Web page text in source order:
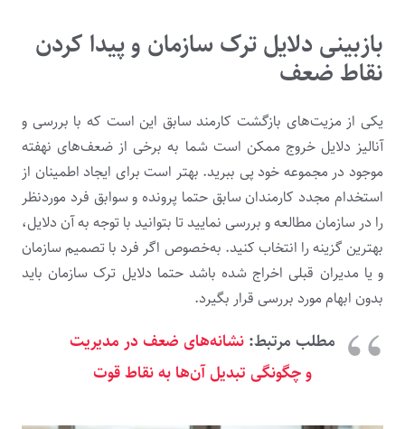
بازبینی دلایل ترک سازمان و پیدا کردن
نقاط ضعف
یکی از مزیت‌های بازگشت کارمند سابق این است که با بررسی و
آنالیز دلایل خروج ممکن است شما به برخی از ضعف‌های نهفته
موجود در مجموعه خود پی ببرید. بهتر است برای ایجاد اطمینان از
استخدام مجدد کارمندان سابق حتما پرونده و سوابق فرد موردنظر
را در سازمان مطالعه و بررسی نمایید تا بتوانید با توجه به آن دلایل،
بهترین گزینه را انتخاب کنید. به‌خصوص اگر فرد با تصمیم سازمان
و یا مدیران قبلی اخراج شده باشد حتما دلایل ترک سازمان باید
بدون ابهام مورد بررسی قرار بگیرد.
مطلب مرتبط: نشانه‌های ضعف در مدیریت
و چگونگی تبدیل آن‌ها به نقاط قوت